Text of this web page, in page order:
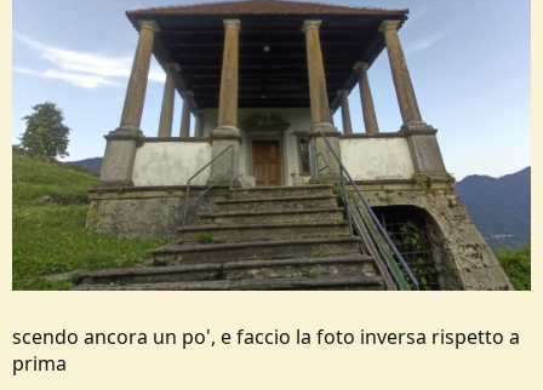
scendo ancora un po', e faccio la foto inversa rispetto a
prima